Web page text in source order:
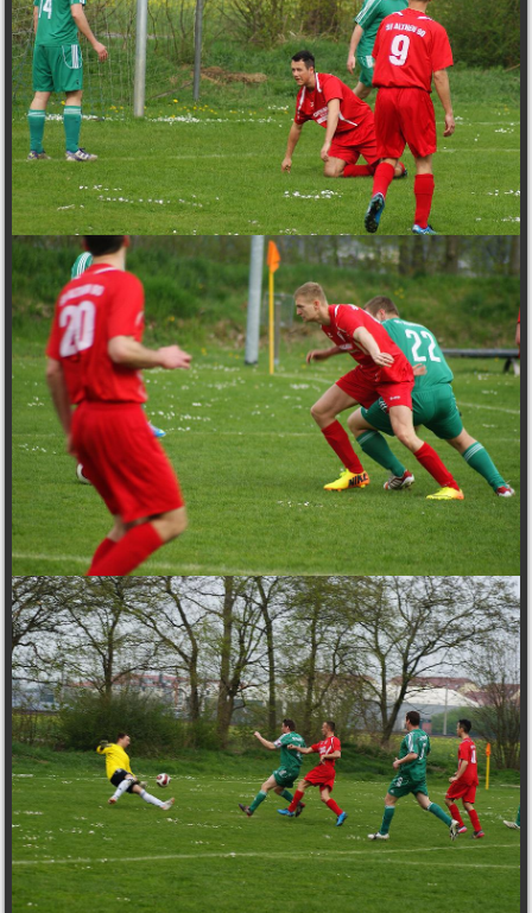
NÄCHSTES HIGHLIGHT 2026
Sommerfest SV Althen 90
22. August 2026
Noch
15
Tage.
IMPRESSIONEN 2008 – HEUTE
ADRESSE
Zum Althener Sportplatz 15,
04319 Leipzig
svalthen90@web.de
Trainingszeiten: Mo - Do 16-21 Uhr
Spiele: Fr 18:30 Uhr, Sa+So 9-15 Uhr
WIR DANKEN UNSEREN PARTNERN